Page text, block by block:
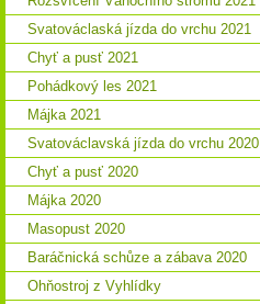
Svatováclaská jízda do vrchu 2021
Chyť a pusť 2021
Pohádkový les 2021
Májka 2021
Svatováclavská jízda do vrchu 2020
Chyť a pusť 2020
Májka 2020
Masopust 2020
Baráčnická schůze a zábava 2020
Ohňostroj z Vyhlídky